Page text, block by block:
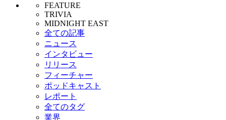
FEATURE
TRIVIA
MIDNIGHT EAST
全ての記事
ニュース
インタビュー
リリース
フィーチャー
ポッドキャスト
レポート
全てのタグ
業界